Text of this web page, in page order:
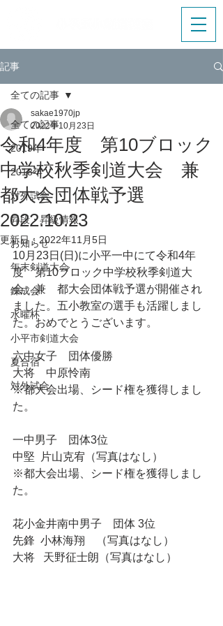
記事
全ての記事
2019年
2018年
対外試合
昇段・昇級情報
お知らせ
年末剣道大会
錬成会
水曜杯
小平市剣道大会
夏合宿
対外試合
全ての記事
令和4年度 第10ブロック
中学校秋季剣道大会 兼
都大会団体戦予選
2022.10.23
sakae1970jp
2022年10月23日
更新日： 2022年11月5日
10月23日(日)に小平一中にて令和4年
度　第10ブロック中学校秋季剣道大
会　兼　都大会団体戦予選が開催され
ました。五小教室の選手も活躍しまし
た。おめでとうございます。
六中女子　団体優勝
大将　中原怜南
※都大会出場、シード権を獲得しまし
た。
一中男子　団体3位
中堅  片山克宥（写真はなし）
※都大会出場、シード権を獲得しまし
た。
花小金井南中男子　団体 3位
先鋒  小林海翔　（写真はなし）
大将   天野征士朗（写真はなし）